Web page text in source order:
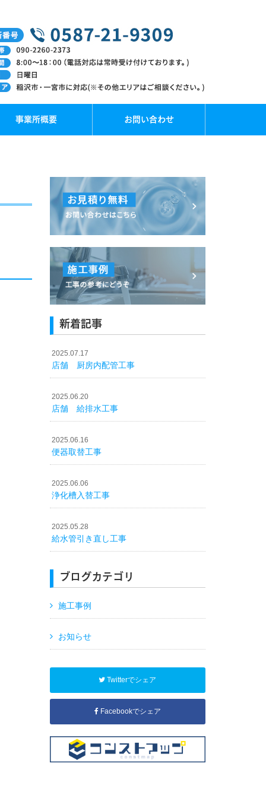
事業所概要 お問い合わせ
新着記事
2025.07.17
店舗 厨房内配管工事
2025.06.20
店舗 給排水工事
2025.06.16
便器取替工事
2025.06.06
浄化槽入替工事
2025.05.28
給水管引き直し工事
ブログカテゴリ
施工事例
お知らせ
Twitterでシェア
Facebookでシェア